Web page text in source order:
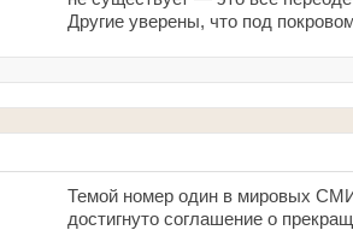
Другие уверены, что под
Темой номер один в мировых
достигнуто соглашение о